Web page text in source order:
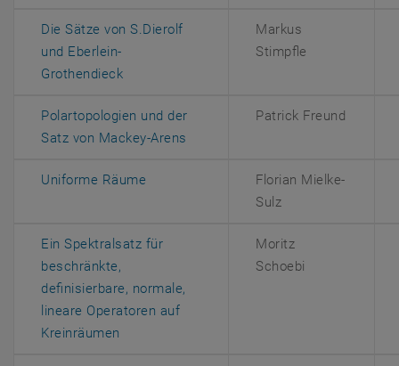
Die Sätze von S.Dierolf
und Eberlein-
Grothendieck, öffnet eine externe URL in einem neuen
Markus
Stimpfle
Polartopologien und der
Satz von Mackey-Arens
Patrick Freund
Uniforme Räume , öffnet eine externe URL in einem
Florian Mielke-
Sulz
Ein Spektralsatz für
beschränkte,
definisierbare, normale,
lineare Operatoren auf
Kreinräumen
Moritz
Schoebi